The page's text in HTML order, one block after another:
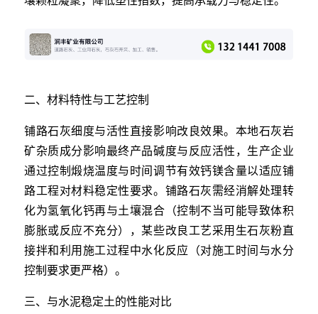
二、材料特性与工艺控制
铺路石灰细度与活性直接影响改良效果。本地石灰岩
矿杂质成分影响最终产品碱度与反应活性，生产企业
通过控制煅烧温度与时间调节有效钙镁含量以适应铺
路工程对材料稳定性要求。铺路石灰需经消解处理转
化为氢氧化钙再与土壤混合（控制不当可能导致体积
膨胀或反应不充分），某些改良工艺采用生石灰粉直
接拌和利用施工过程中水化反应（对施工时间与水分
控制要求更严格）。
三、与水泥稳定土的性能对比